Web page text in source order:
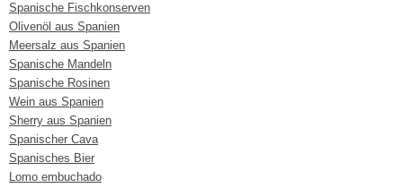
Spanische Fischkonserven
Olivenöl aus Spanien
Meersalz aus Spanien
Spanische Mandeln
Spanische Rosinen
Wein aus Spanien
Sherry aus Spanien
Spanischer Cava
Spanisches Bier
Lomo embuchado